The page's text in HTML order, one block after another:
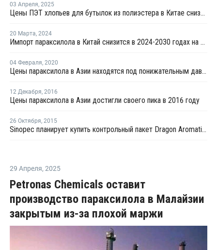
03 Апреля, 2025
Цены ПЭТ хлопьев для бутылок из полиэстера в Китае снизились в марте
20 Марта, 2024
Импорт параксилола в Китай снизится в 2024-2030 годах на фоне роста внутренних мощностей
04 Февраля, 2020
Цены параксилола в Азии находятся под понижательным давлением со стороны перерабатывающих рынков
12 Декабря, 2016
Цены параксилола в Азии достигли своего пика в 2016 году
26 Октября, 2015
Sinopec планирует купить контрольный пакет Dragon Aromatics
29 Апреля, 2025
Petronas Chemicals оставит
производство параксилола в Малайзии
закрытым из-за плохой маржи